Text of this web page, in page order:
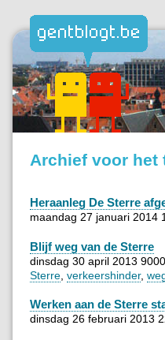
Archief voor het
Heraanleg De Sterre
maandag 27 januari 2014
Blijf weg van de Sterre
dinsdag 30 april 2013
Sterre verkeershinder,
Werken aan de Sterre
dinsdag 26 februari 2013